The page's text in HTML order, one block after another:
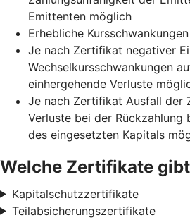
Emittenten möglich
Erhebliche
Je nach Zertifikat negativer
Wechselkursschwankungen
einhergehende Verluste
Je nach Zertifikat Ausfall der
Verluste bei der Rückzahlung
des eingesetzten Kapitals
Welche Zertifikate
Kapitalschutzzertifikate
Teilabsicherungszertifikate